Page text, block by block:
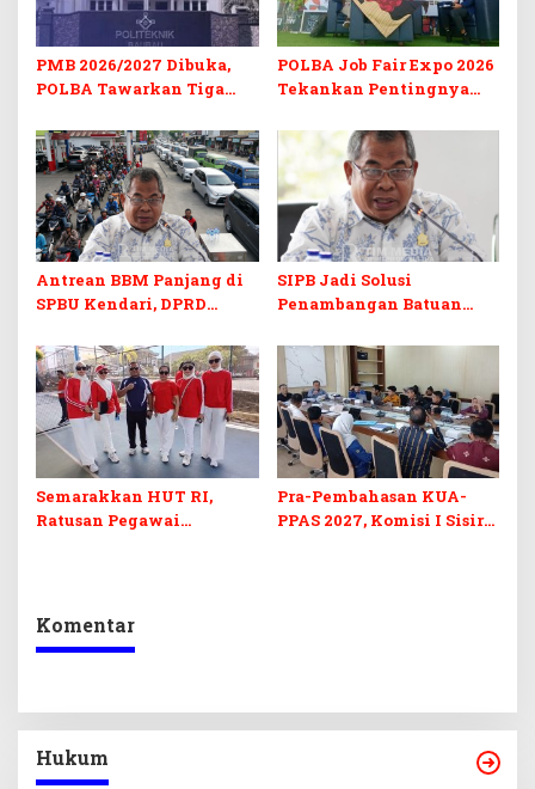
PMB 2026/2027 Dibuka,
POLBA Tawarkan Tiga
Kuliah Gratis
POLBA Job Fair Expo 2026
Tekankan Pentingnya
Digital
Antrean BBM Panjang di
SPBU Kendari, DPRD
Barcode Curang
SIPB Jadi Solusi
Penambangan Batuan
di Sultra
Semarakkan HUT RI,
Ratusan Pegawai
Pra-Pembahasan KUA-
PPAS 2027, Komisi I Sisir
Komentar
Hukum